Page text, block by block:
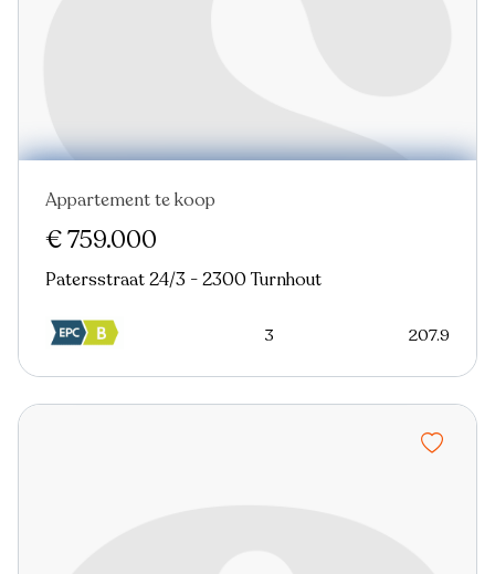
Nieuw
Appartement te koop
€ 759.000
Patersstraat 24/3 - 2300 Turnhout
3 207.9